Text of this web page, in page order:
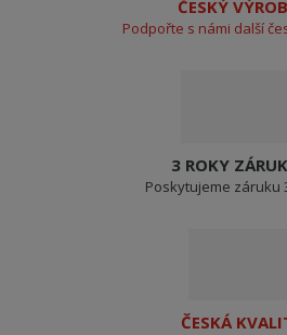
ČESKÝ
Podpořte s námi další
3 ROKY
Poskytujeme záruku
ČESKÁ